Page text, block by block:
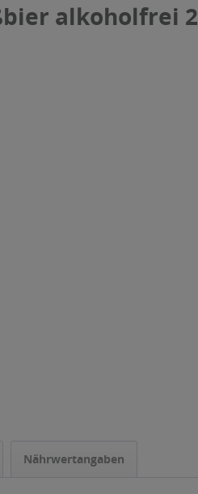
alkoholfrei
Nährwertangaben